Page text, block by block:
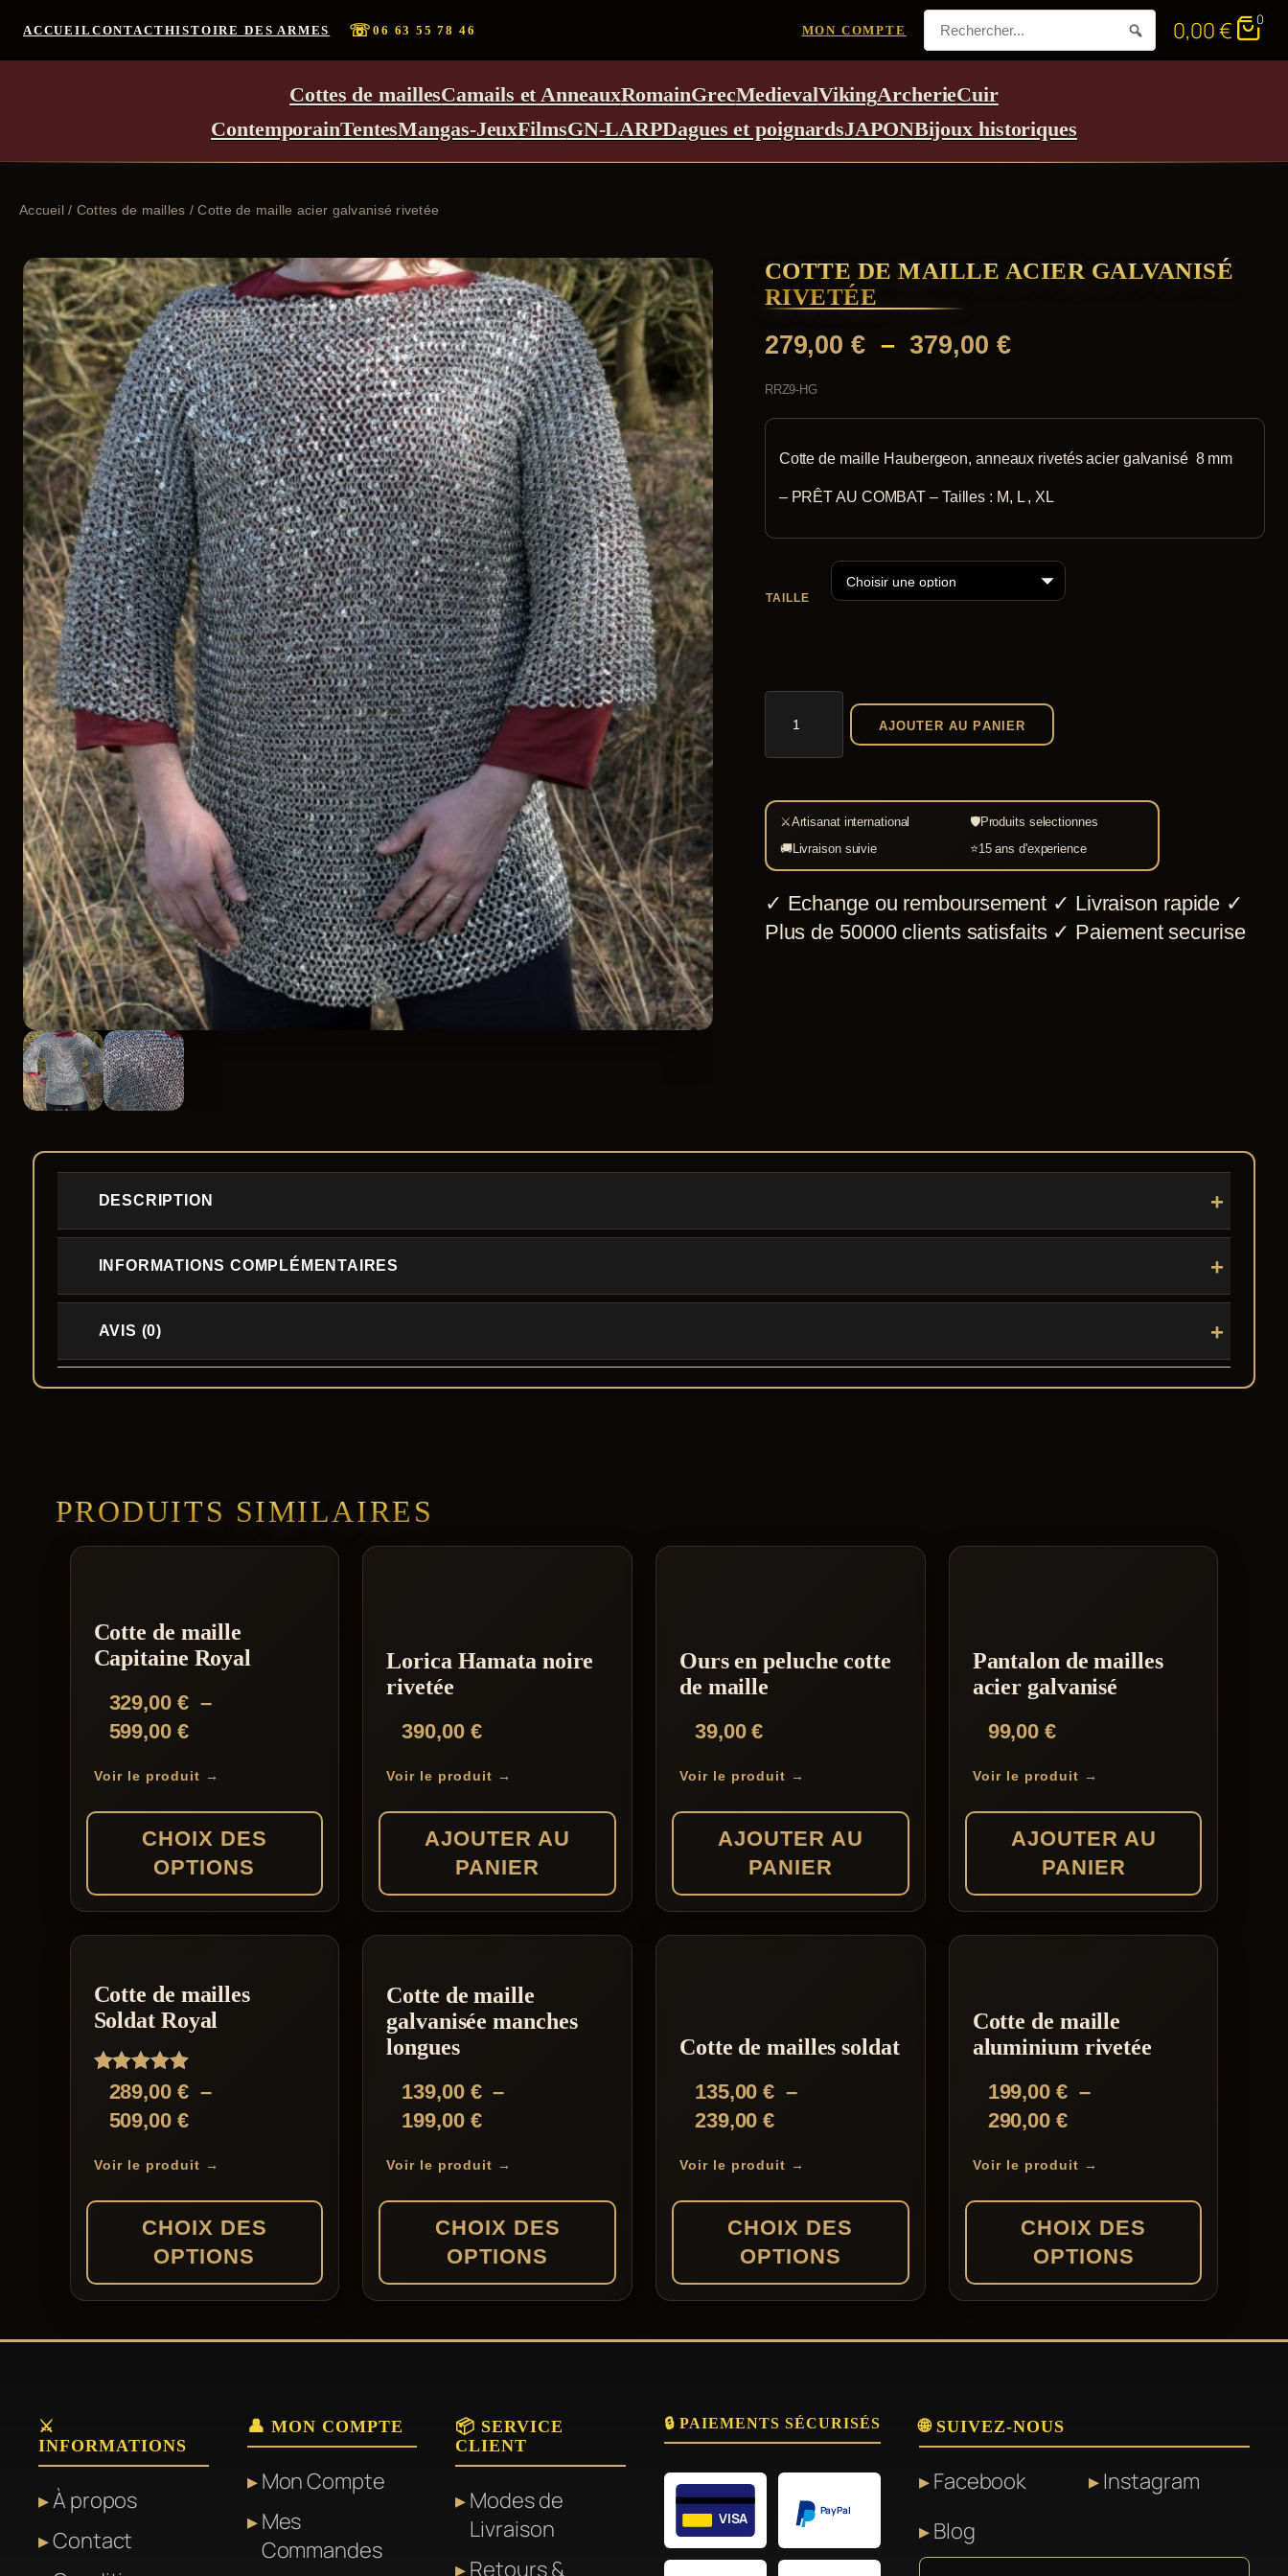
ACCUEIL CONTACTHISTOIRE DES ARMES ☏06 63 55 78 46 MON COMPTE 0,00€ 0
Cottes de maillesCamails et AnneauxRomainGrecMedievalVikingArcherieCuir
ContemporainTentesMangas-JeuxFilmsGN-LARPDagues et poignardsJAPONBijoux historiques
Accueil/ Cottes de mailles / Cotte de maille acier galvanisé rivetée
COTTE DE MAILLE ACIER GALVANISÉ
RIVETÉE
279,00€ – 379,00 €Plage
prix :
279,00 €
à
RRZ9-HG
Cotte de maille Haubergeon, anneaux rivetés acier galvanisé 8 mm
– PRÊT AU COMBAT – Tailles : M, L , XL
TAILLE
Cotte
maille
acier
galvanisé
rivetée
AJOUTER AU PANIER
⚔Artisanat international 🛡Produits selectionnes
🚚Livraison suivie ⭐15 ans d'experience
✓ Echange ou remboursement ✓ Livraison rapide ✓
Plus de 50000 clients satisfaits ✓ Paiement securise
DESCRIPTION
INFORMATIONS COMPLÉMENTAIRES
AVIS (0)
PRODUITS SIMILAIRES
Cotte de maille
Capitaine Royal
329,00 € –
599,00 €Plage
prix :
329,00 €
à
599,00 €
Voir le produit →
CHOIX DES
OPTIONS
produit
plusieurs
Les
options
peuvent
être
sur
du
Lorica Hamata noire
rivetée
390,00 €
Voir le produit →
AJOUTER AU
PANIER
Ours en peluche cotte
de maille
39,00€
Voir le produit →
AJOUTER AU
PANIER
Pantalon de mailles
acier galvanisé
99,00€
Voir le produit →
AJOUTER AU
PANIER
Cotte de mailles
Soldat Royal
Note
5.00
sur 5
289,00 € –
509,00 €Plage
prix :
289,00 €
à
509,00 €
Voir le produit →
CHOIX DES
OPTIONS
produit
Les
peuvent
être
Cotte de maille
galvanisée manches
longues
139,00 € –
199,00 €Plage
prix :
139,00 €
à
199,00 €
Voir le produit →
CHOIX DES
OPTIONS
produit
variations.
options
être
Cotte de mailles soldat
135,00€ –
239,00€Plage
prix :
135,00 €
à
239,00 €
Voir le produit →
CHOIX DES
OPTIONS
produit
variations.
options
peuvent
être
Cotte de maille
aluminium rivetée
199,00 € –
290,00 €Plage
prix :
199,00 €
à
290,00 €
Voir le produit →
CHOIX DES
OPTIONS
produit
variations.
options
être
⚔️
INFORMATIONS
À propos
Contact
👤 MON COMPTE
Mon Compte
Mes
Commandes
📦 SERVICE
CLIENT
Modes de
Livraison
Retours &
🔒 PAIEMENTS SÉCURISÉS
VISA PayPal
🌐 SUIVEZ-NOUS
Facebook
Instagram
Blog